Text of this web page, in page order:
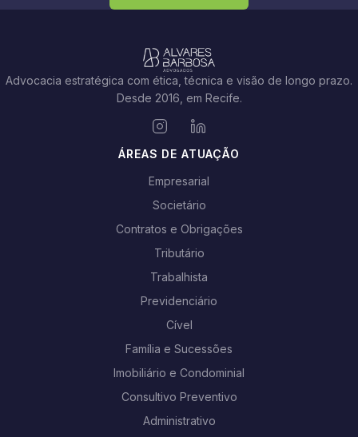
Advocacia estratégica com ética, técnica e visão de longo prazo.
Desde 2016, em Recife.
ÁREAS DE ATUAÇÃO
Empresarial
Societário
Contratos e Obrigações
Tributário
Trabalhista
Previdenciário
Cível
Família e Sucessões
Imobiliário e Condominial
Consultivo Preventivo
Administrativo